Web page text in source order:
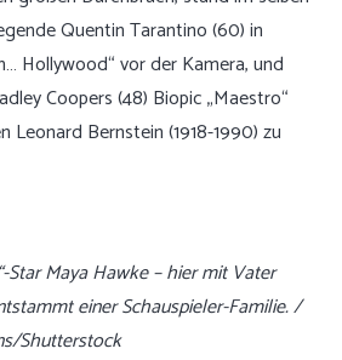
Quentin Tarantino (60) in
Hollywood“ vor der Kamera, und
Coopers (48) Biopic „Maestro“
Leonard Bernstein (1918-1990) zu
Star Maya Hawke – hier mit Vater
einer Schauspieler-Familie. /
Shutterstock